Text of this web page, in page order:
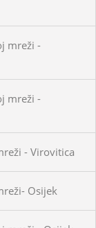
mreži -
mreži -
- Virovitica
Osijek